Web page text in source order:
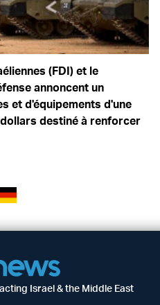
(FDI) et le
annoncent un
et d'équipements d'une
destiné à renforcer
Israel & the Middle East